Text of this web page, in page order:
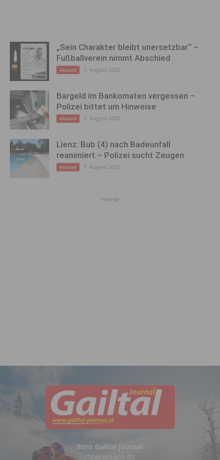
„Sein Charakter bleibt unersetzbar“ –
Fußballverein nimmt Abschied
Aktuell 7. August 2026
Bargeld im Bankomaten vergessen –
Polizei bittet um Hinweise
Aktuell 7. August 2026
Lienz: Bub (4) nach Badeunfall
reanimiert – Polizei sucht Zeugen
Aktuell 7. August 2026
Anzeige
Büro Gailtal Journal
Obervellach 99